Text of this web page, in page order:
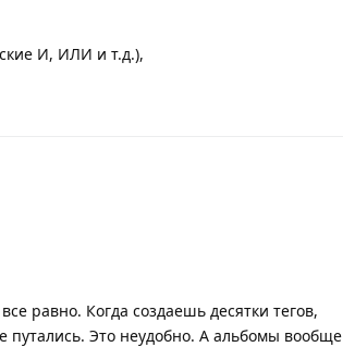
И, ИЛИ и т.д.),
равно. Когда создаешь десятки тегов,
путались. Это неудобно. А альбомы вообще